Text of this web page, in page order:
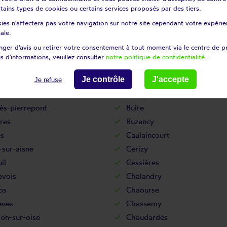
Bouffignereux
sous-coucy Bourguignon-sous-
le-grand
laonnois Braye-en-thiérache
Brunehamel
pierrepont Buire
Buzancy
Caulaincourt
sur-aisne Cerizy
Cessières
Chalandry
Chaourse
Chassemy
sur-oise Chaudardes
types de cookies ou certains services proposés par des tiers.
n'affectera pas votre navigation sur notre site cependant votre
d'avis ou retirer votre consentement à tout moment via le centre de
d'informations, veuillez consulter notre politique de confidentialité
Je refuse Je contrôle J'accepte